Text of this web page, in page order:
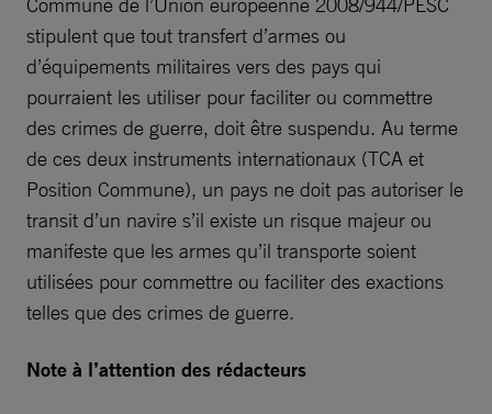
stipulent que tout transfert d’armes ou
d’équipements militaires vers des pays qui
pourraient les utiliser pour faciliter ou commettre
des crimes de guerre, doit être suspendu. Au terme
de ces deux instruments internationaux (TCA et
Position Commune), un pays ne doit pas autoriser le
transit d’un navire s’il existe un risque majeur ou
manifeste que les armes qu’il transporte soient
utilisées pour commettre ou faciliter des exactions
telles que des crimes de guerre.
Note à l’attention des rédacteurs